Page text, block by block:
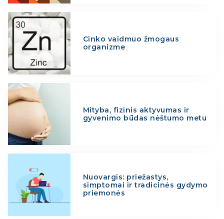
Cinko vaidmuo žmogaus
organizme
Mityba, fizinis aktyvumas ir
gyvenimo būdas nėštumo metu
Nuovargis: priežastys,
simptomai ir tradicinės gydymo
priemonės